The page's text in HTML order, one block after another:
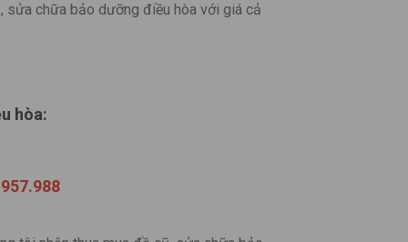
sửa chữa bảo dưỡng điều hòa với giá cả
hòa: